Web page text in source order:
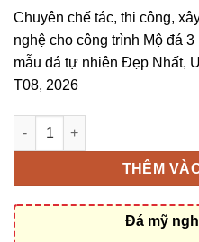
Chuyên chế tác, thi công,
nghệ cho công trình Mộ đá
mẫu đá tự nhiên Đẹp Nhất,
T08, 2026
Bán và xây dựng, làm Mộ đá
THÊM
Đá mỹ